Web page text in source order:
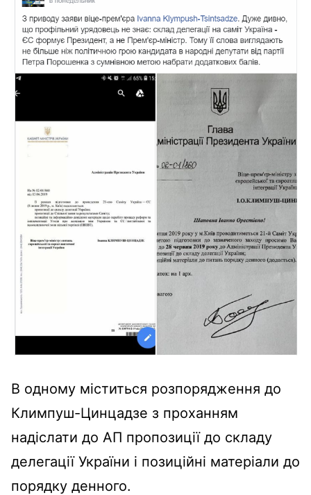
В одному міститься розпорядження до
Климпуш-Цинцадзе з проханням
надіслати до АП пропозиції до складу
делегації України і позиційні матеріали до
порядку денного.